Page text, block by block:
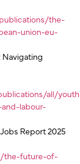
the-
union-eu-
Navigating
all/
labour-
Report 2025
the-future-of-